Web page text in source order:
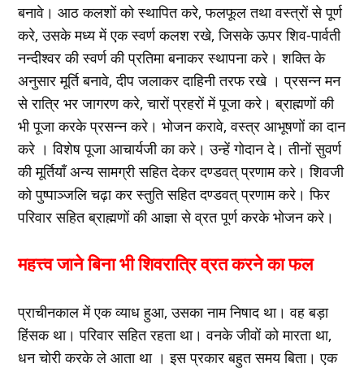
बनावे। आठ कलशों को स्थापित करे, फलफूल तथा वस्त्रों से पूर्ण
करे, उसके मध्य में एक स्वर्ण कलश रखे, जिसके ऊपर शिव-पार्वती
नन्दीश्वर की स्वर्ण की प्रतिमा बनाकर स्थापना करे। शक्ति के
अनुसार मूर्ति बनावे, दीप जलाकर दाहिनी तरफ रखे । प्रसन्न मन
से रात्रि भर जागरण करे, चारों प्रहरों में पूजा करे। ब्राह्मणों की
भी पूजा करके प्रसन्न करे। भोजन करावे, वस्त्र आभूषणों का दान
करे । विशेष पूजा आचार्यजी का करे। उन्हें गोदान दे। तीनों सुवर्ण
की मूर्तियाँ अन्य सामग्री सहित देकर दण्डवत् प्रणाम करे। शिवजी
को पुष्पाञ्जलि चढ़ा कर स्तुति सहित दण्डवत् प्रणाम करे। फिर
परिवार सहित ब्राह्मणों की आज्ञा से व्रत पूर्ण करके भोजन करे।
महत्त्व जाने बिना भी शिवरात्रि व्रत करने का फल
प्राचीनकाल में एक व्याध हुआ, उसका नाम निषाद था। वह बड़ा
हिंसक था। परिवार सहित रहता था। वनके जीवों को मारता था,
धन चोरी करके ले आता था । इस प्रकार बहुत समय बिता। एक